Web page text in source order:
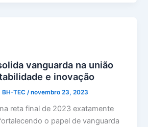
vanguarda na união
e inovação
TEC /novembro 23, 2023
reta final de 2023 exatamente
o papel de vanguarda